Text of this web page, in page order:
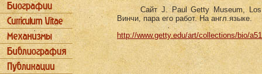
Сайт J. Paul Getty Museum,
Винчи, пара его работ. На англ.языке.
http://www.getty.edu/art/collections/bio/